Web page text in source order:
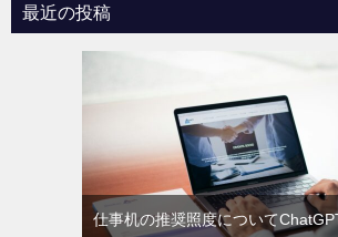
ン
最近の投稿
仕事机の推奨照度について